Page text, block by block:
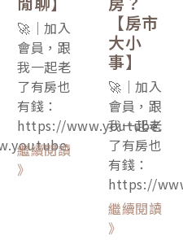
【高雄
在地人
閒聊】
🚀｜加入
會員，跟
我一起老
了有房也
有錢：
https://www.youtube.
你才租
得到
房？
【房市
大小
事】
🚀｜加入
會員，跟
我一起老
了有房也
有錢：
https://